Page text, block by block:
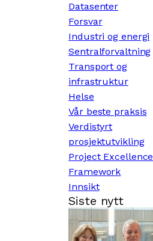
Datasenter
Forsvar
Industri og energi
Sentralforvaltning
Transport og
infrastruktur
Helse
Vår beste praksis
Verdistyrt
prosjektutvikling
Project Excellence
Framework
Innsikt
Siste nytt